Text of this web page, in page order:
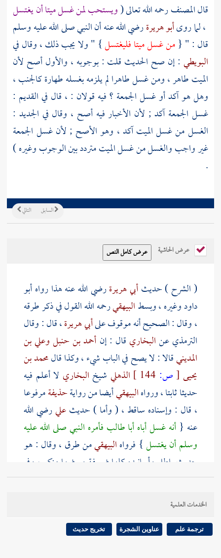
قالالمصنفرحمه الله تعالى (ويستحب لمن غسل ميتا أن يغتسل
، لما روىأبو هريرةرضي الله عنه أن النبي صلى الله عليه وسلم
قال : " {من غسل ميتا فليغتسل} " ولا يجب ذلك ، وقال في
البويطي : إن صح الحديث قلت :بوجوبه ، والأول أصح لأن
الميت طاهر ، ومن غسل طاهرا لم يلزمه بغسله طهارة كالجنب ،
وهل هو آكد أو غسل الجمعة ؟ فيه قولان : ، قال في القديم :
غسل الجمعة آكد ; لأن الأخبار فيه أصح ، وقال في الجديد :
الغسل من غسل الميت آكد ، وهو الأصح ; لأن غسل الجمعة
غير واجب والغسل من غسل الميت متردد بين الوجوب وغيره )
.
التالي السابق
عرض الحاشية
( الشرح ) حديثأبي هريرةرضي الله عنه هذا رواهأبو
داودوغيره ، وبسطالبيهقيرحمه الله القول في ذكر طرقه
، وقال : الصحيح أنه موقوف علىأبي هريرة، قال : وقال
الترمذيعنالبخاري قال : إن أحمد بن حنبلوعلي بن
المدينيقالا : لا يصح في الباب شيء ، وكذا قالمحمد بن
يحيى [ص: الذهلي شيخ البخاري لا أعلم فيه
حديثا ثابتا ، ورواهالبيهقيأيضا من روايةحذيفةمرفوعا
، قال : وإسناده ساقط ، ( وأما ) حديثعليرضي الله
عنه { أنه غسل أباهأبا طالب فأمره النبي صلى الله عليه
وسلم أن يغتسل} فرواهالبيهقيمن طرق ، وقال : هو
حديث باطل وأسانيده كلها ضعيفة وبعضها منكر ، وفي
حديث عنعائشةرضي الله عنها أن النبي صلى الله عليه
وسلم {
الحجامة وغسل الميت
ضعيف .
الخدمات العلمية
ترجمة علم عناوين الشجرة تخريج حديث